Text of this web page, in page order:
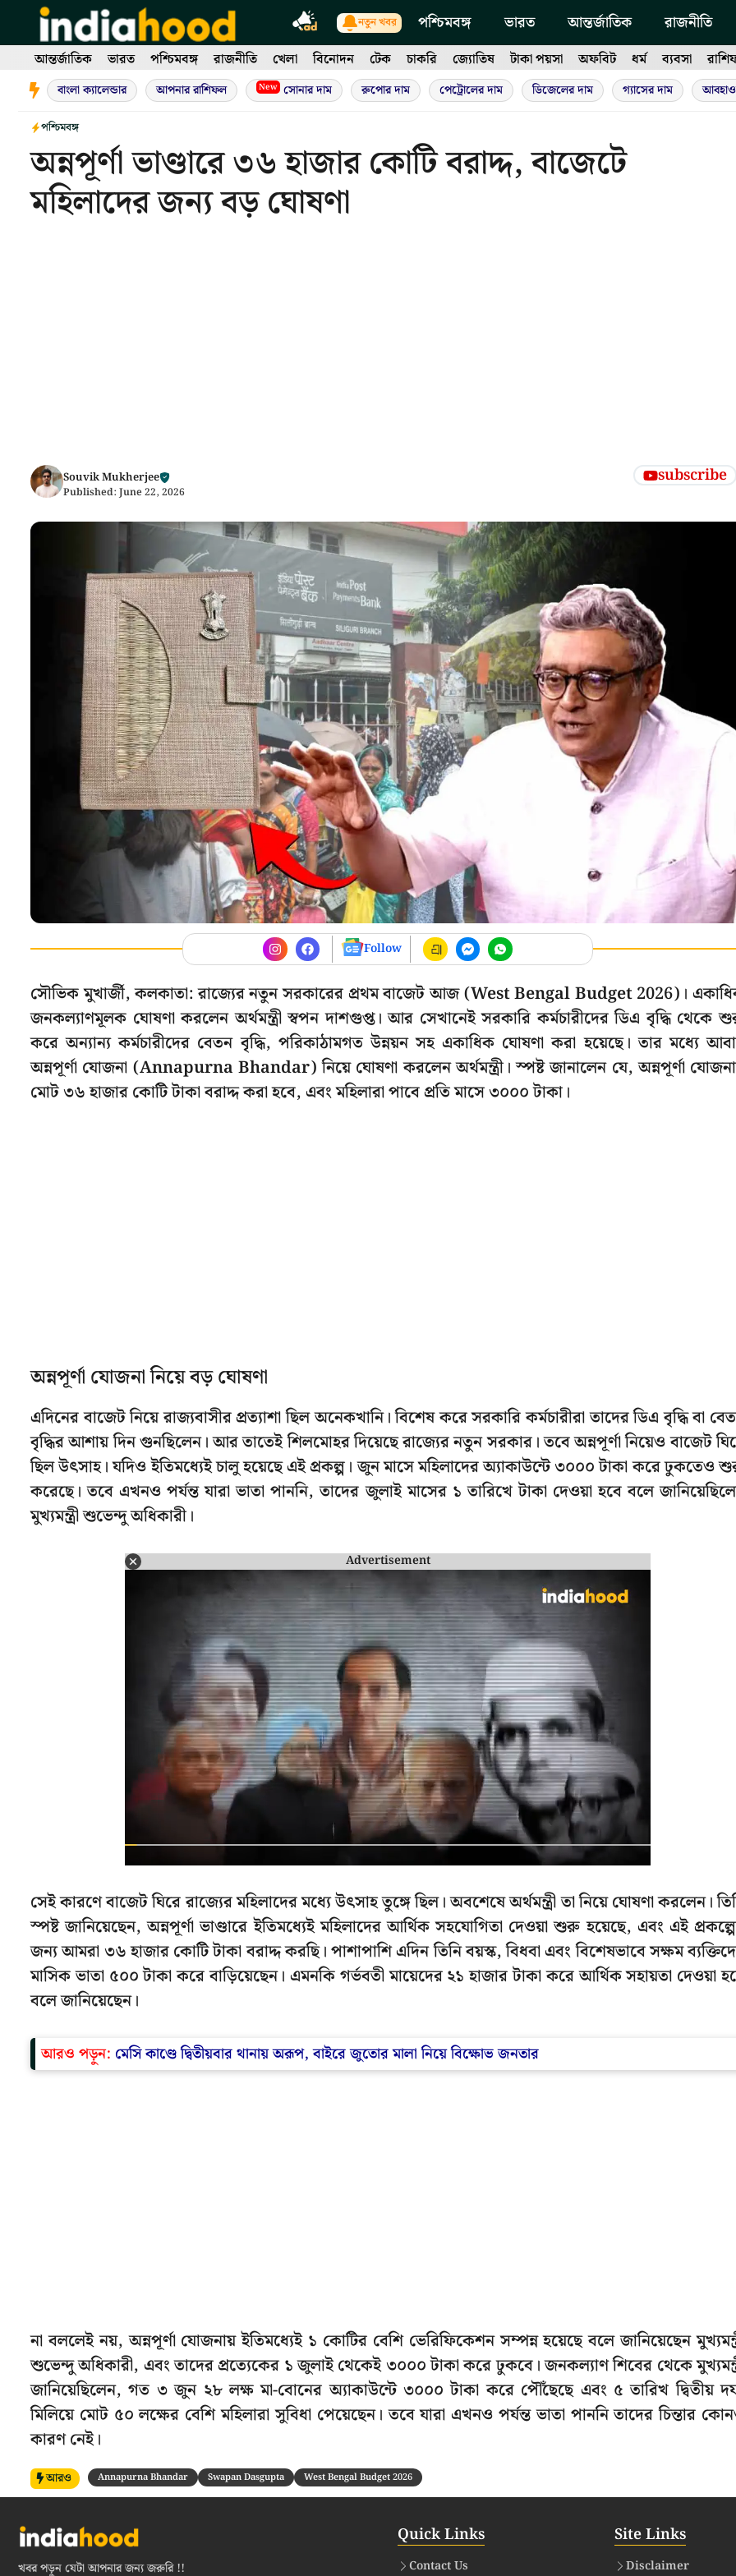
content
নতুন খবর পশ্চিমবঙ্গ ভারত আন্তর্জাতিক রাজনীতি
আন্তর্জাতিক ভারত পশ্চিমবঙ্গ রাজনীতি খেলা বিনোদন টেক চাকরি জ্যোতিষ টাকা পয়সা অফবিট ধর্ম ব্যবসা
বাংলা ক্যালেন্ডার আপনার রাশিফল New সোনার দাম রুপোর দাম পেট্রোলের দাম ডিজেলের দাম গ্যাসের দাম
পশ্চিমবঙ্গ
অন্নপূর্ণা ভাণ্ডারে ৩৬ হাজার কোটি বরাদ্দ, বাজেটে
মহিলাদের জন্য বড় ঘোষণা
Souvik Mukherjee
Published: June 22, 2026
subscribe
Follow
সৌভিক মুখার্জী, কলকাতা: রাজ্যের নতুন সরকারের প্রথম বাজেট আজ (West Bengal Budget 2026)।
জনকল্যাণমূলক ঘোষণা করলেন অর্থমন্ত্রী স্বপন দাশগুপ্ত। আর সেখানেই সরকারি কর্মচারীদের ডিএ বৃদ্ধি থেকে
করে অন্যান্য কর্মচারীদের বেতন বৃদ্ধি, পরিকাঠামগত উন্নয়ন সহ একাধিক ঘোষণা করা হয়েছে। তার মধ্যে
অন্নপূর্ণা যোজনা (Annapurna Bhandar) নিয়ে ঘোষণা করলেন অর্থমন্ত্রী। স্পষ্ট জানালেন যে, অন্নপূর্ণা
মোট ৩৬ হাজার কোটি টাকা বরাদ্দ করা হবে, এবং মহিলারা পাবে প্রতি মাসে ৩০০০ টাকা।
অন্নপূর্ণা যোজনা নিয়ে বড় ঘোষণা
এদিনের বাজেট নিয়ে রাজ্যবাসীর প্রত্যাশা ছিল অনেকখানি। বিশেষ করে সরকারি কর্মচারীরা তাদের ডিএ বৃদ্ধি বা
বৃদ্ধির আশায় দিন গুনছিলেন। আর তাতেই শিলমোহর দিয়েছে রাজ্যের নতুন সরকার। তবে অন্নপূর্ণা নিয়েও বাজেট
ছিল উৎসাহ। যদিও ইতিমধ্যেই চালু হয়েছে এই প্রকল্প। জুন মাসে মহিলাদের অ্যাকাউন্টে ৩০০০ টাকা করে ঢুকতেও
করেছে। তবে এখনও পর্যন্ত যারা ভাতা পাননি, তাদের জুলাই মাসের ১ তারিখে টাকা দেওয়া হবে বলে
মুখ্যমন্ত্রী শুভেন্দু অধিকারী।
Advertisement
সেই কারণে বাজেট ঘিরে রাজ্যের মহিলাদের মধ্যে উৎসাহ তুঙ্গে ছিল। অবশেষে অর্থমন্ত্রী তা নিয়ে ঘোষণা করলেন।
স্পষ্ট জানিয়েছেন, অন্নপূর্ণা ভাণ্ডারে ইতিমধ্যেই মহিলাদের আর্থিক সহযোগিতা দেওয়া শুরু হয়েছে, এবং এই
জন্য আমরা ৩৬ হাজার কোটি টাকা বরাদ্দ করছি। পাশাপাশি এদিন তিনি বয়স্ক, বিধবা এবং বিশেষভাবে সক্ষম
মাসিক ভাতা ৫০০ টাকা করে বাড়িয়েছেন। এমনকি গর্ভবতী মায়েদের ২১ হাজার টাকা করে আর্থিক সহায়তা দেওয়া
বলে জানিয়েছেন।
আরও পড়ুন: মেসি কাণ্ডে দ্বিতীয়বার থানায় অরূপ, বাইরে জুতোর মালা নিয়ে বিক্ষোভ জনতার
না বললেই নয়, অন্নপূর্ণা যোজনায় ইতিমধ্যেই ১ কোটির বেশি ভেরিফিকেশন সম্পন্ন হয়েছে বলে জানিয়েছেন
শুভেন্দু অধিকারী, এবং তাদের প্রত্যেকের ১ জুলাই থেকেই ৩০০০ টাকা করে ঢুকবে। জনকল্যাণ শিবের থেকে
জানিয়েছিলেন, গত ৩ জুন ২৮ লক্ষ মা-বোনের অ্যাকাউন্টে ৩০০০ টাকা করে পৌঁছেছে এবং ৫ তারিখ দ্বিতীয়
মিলিয়ে মোট ৫০ লক্ষের বেশি মহিলারা সুবিধা পেয়েছেন। তবে যারা এখনও পর্যন্ত ভাতা পাননি তাদের চিন্তার
কারণ নেই।
আরও Annapurna Bhandar Swapan Dasgupta West Bengal Budget 2026
খবর পড়ুন যেটা আপনার জন্য জরুরি !!
Quick Links
Contact Us
Site Links
Disclaimer